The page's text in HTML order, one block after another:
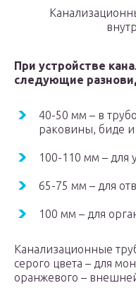
При устройстве
следующие
40-50 мм – в
раковины, биде
100-110 мм – для
65-75 мм – для
100 мм – для
Канализационные
серого цвета – для
оранжевого –